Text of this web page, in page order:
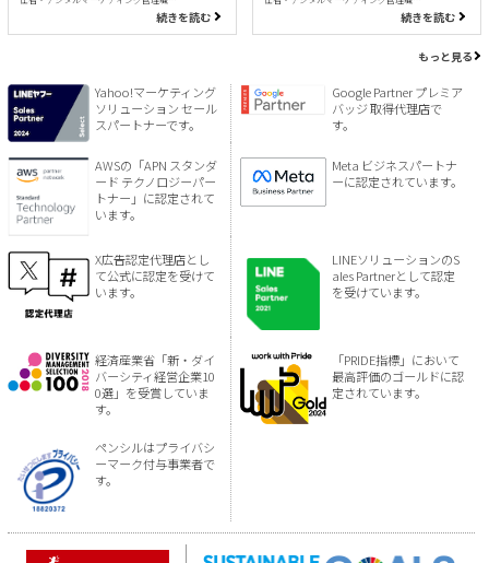
続きを読む 続きを読む
もっと見る
Yahoo!マーケティング
ソリューション セール
スパートナーです。
Google Partner プレミア
バッジ 取得代理店で
す。
AWSの「APN スタンダ
ード テクノロジーパー
トナー」に認定されて
います。
Meta ビジネスパートナ
ーに認定されています。
X広告認定代理店とし
て公式に認定を受けて
います。
LINEソリューションのS
ales Partnerとして認定
を受けています。
経済産業省「新・ダイ
バーシティ経営企業10
0選」を受賞していま
す。
「PRIDE指標」において
最高評価のゴールドに認
定されています。
ペンシルはプライバシ
ーマーク付与事業者で
す。